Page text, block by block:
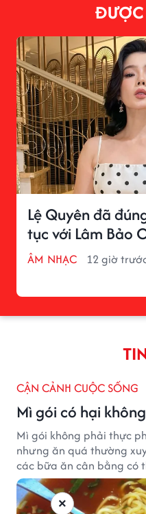
ĐƯỢC
Lệ Quyên đã
tục với Lâm Bảo
ÂM NHẠC 12 giờ
CẬN CẢNH CUỘC SỐNG
Mì gói có hại
Mì gói không phải thực
nhưng ăn quá thường
các bữa ăn cân bằng có
mất cân đối.
×